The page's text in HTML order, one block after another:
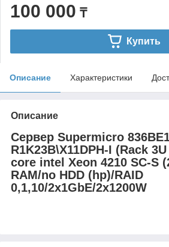
100 000 ₸
Купить
Описание Характеристики
Описание
Сервер Supermicro
R1K23B\X11DPH-I (Rack
core intel Xeon 4210 SC-S
RAM/no HDD (hp)/RAID
0,1,10/2x1GbE/2x1200W